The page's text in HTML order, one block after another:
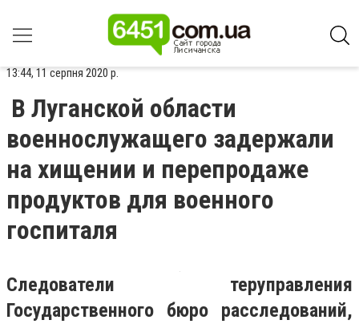
13:44, 11 серпня 2020 р.
В Луганской области
военнослужащего задержали
на хищении и перепродаже
продуктов для военного
госпиталя
Следователи теруправления
Государственного бюро расследований,